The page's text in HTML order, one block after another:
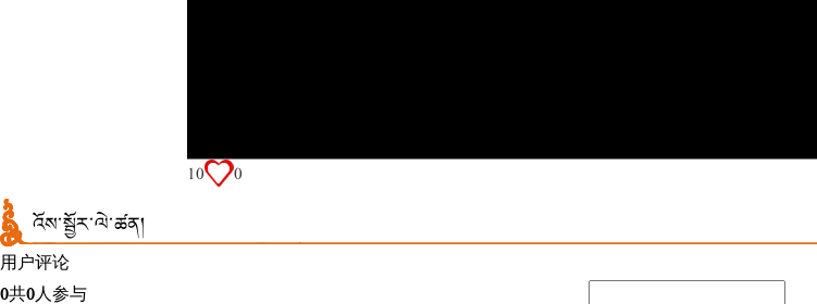
10
0
འོས་སྦྱོར་ལེ་ཚན།
用户评论
0共0人参与